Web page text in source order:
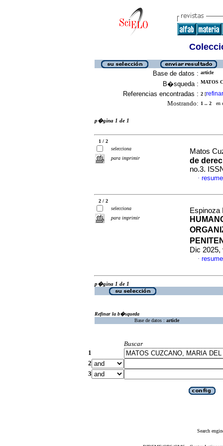
Base de datos : article
B�squeda : MATOS
Referencias encontradas : 2 [refinar
Mostrando: 1 .. 2 en
p�gina 1 de 1
1 / 2
selecciona
para imprimir
Matos
de
no.3.
·
2 / 2
selecciona
para imprimir
Dic 2025,
·
p�gina 1 de 1
Refinar la b�squeda
Base de datos : article
Buscar
1
2
3
Search